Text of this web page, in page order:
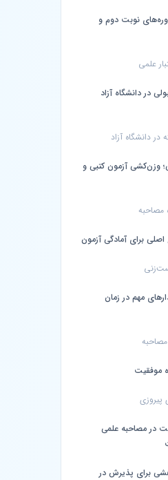
نوبت دوم و
علمی
در دانشگاه آزاد
در دانشگاه آزاد
وزن‌کشی آزمون کتبی و
مصاحبه
اصلی برای آمادگی آزمون
مهم در زمان
موفقیت
پیروزی
در مصاحبه علمی
برای پذیرش در